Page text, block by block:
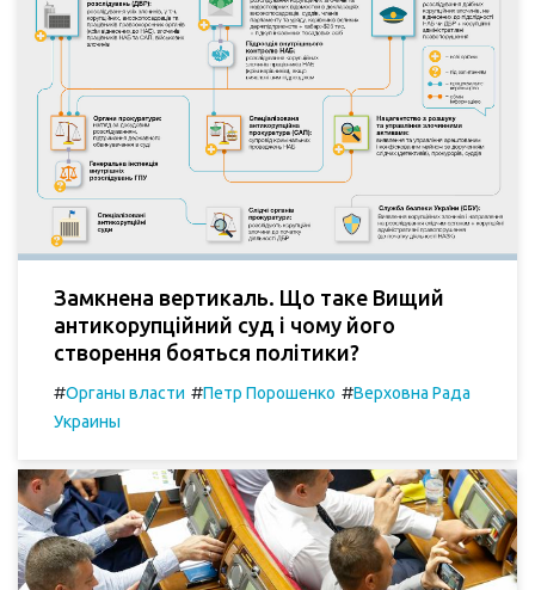
Замкнена вертикаль. Що таке Вищий
антикорупційний суд і чому його
створення бояться політики?
#Органы власти #Петр Порошенко #Верховна Рада
Украины